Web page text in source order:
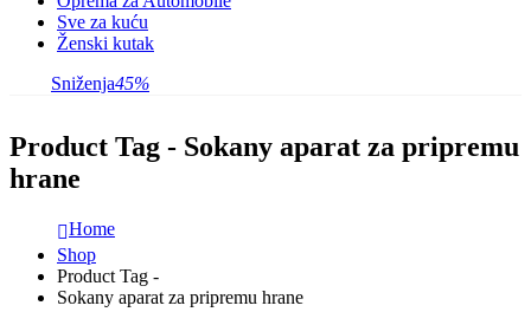
Sve za kuću
Ženski kutak
Sniženja45%
Product Tag - Sokany aparat za pripremu
hrane
Home
Shop
Product Tag -
Sokany aparat za pripremu hrane